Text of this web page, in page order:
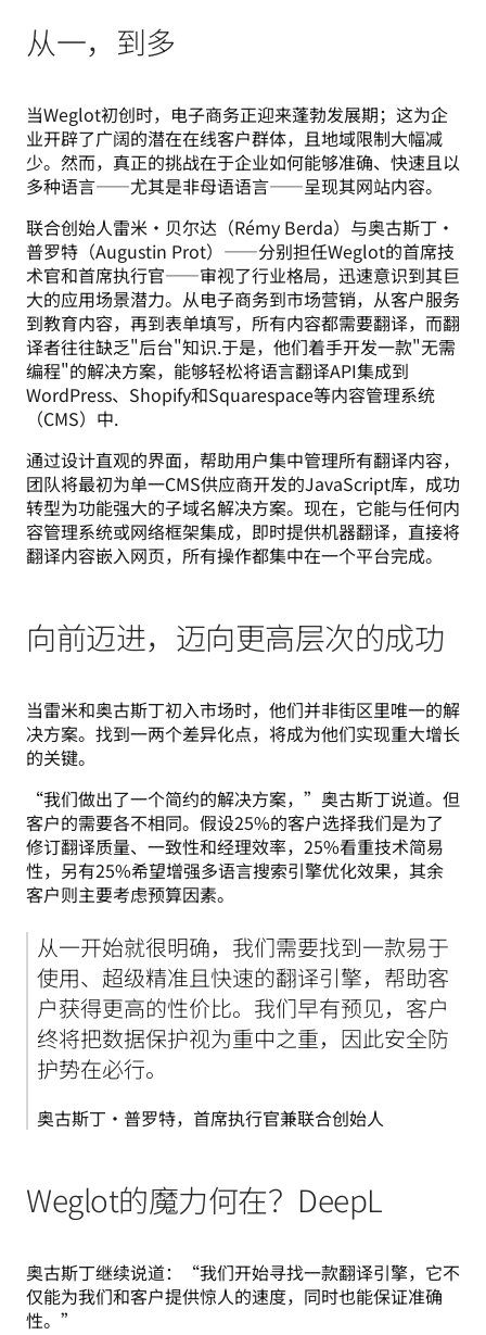
从一，到多
当Weglot初创时，电子商务正迎来蓬勃发展期；这为企
业开辟了广阔的潜在在线客户群体，且地域限制大幅减
少。然而，真正的挑战在于企业如何能够准确、快速且以
多种语言——尤其是非母语语言——呈现其网站内容。
联合创始人雷米·贝尔达（Rémy Berda）与奥古斯丁·
普罗特（Augustin Prot）——分别担任Weglot的首席技
术官和首席执行官——审视了行业格局，迅速意识到其巨
大的应用场景潜力。从电子商务到市场营销，从客户服务
到教育内容，再到表单填写，所有内容都需要翻译，而翻
译者往往缺乏"后台"知识.于是，他们着手开发一款"无需
编程"的解决方案，能够轻松将语言翻译API集成到
WordPress、Shopify和Squarespace等内容管理系统
（CMS）中.
通过设计直观的界面，帮助用户集中管理所有翻译内容，
团队将最初为单一CMS供应商开发的JavaScript库，成功
转型为功能强大的子域名解决方案。现在，它能与任何内
容管理系统或网络框架集成，即时提供机器翻译，直接将
翻译内容嵌入网页，所有操作都集中在一个平台完成。
向前迈进，迈向更高层次的成功
当雷米和奥古斯丁初入市场时，他们并非街区里唯一的解
决方案。找到一两个差异化点，将成为他们实现重大增长
的关键。
“我们做出了一个简约的解决方案，”奥古斯丁说道。但
客户的需要各不相同。假设25%的客户选择我们是为了
修订翻译质量、一致性和经理效率，25%看重技术简易
性，另有25%希望增强多语言搜索引擎优化效果，其余
客户则主要考虑预算因素。
从一开始就很明确，我们需要找到一款易于
使用、超级精准且快速的翻译引擎，帮助客
户获得更高的性价比。我们早有预见，客户
终将把数据保护视为重中之重，因此安全防
护势在必行。
奥古斯丁·普罗特，首席执行官兼联合创始人
Weglot的魔力何在？DeepL
奥古斯丁继续说道：“我们开始寻找一款翻译引擎，它不
仅能为我们和客户提供惊人的速度，同时也能保证准确
性。”